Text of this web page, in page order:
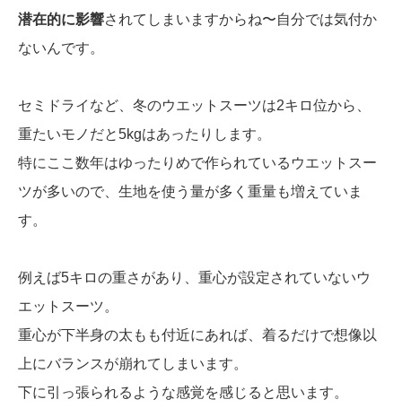
潜在的に影響されてしまいますからね〜自分では気付か
ないんです。
セミドライなど、冬のウエットスーツは2キロ位から、
重たいモノだと5kgはあったりします。
特にここ数年はゆったりめで作られているウエットスー
ツが多いので、生地を使う量が多く重量も増えていま
す。
例えば5キロの重さがあり、重心が設定されていないウ
エットスーツ。
重心が下半身の太もも付近にあれば、着るだけで想像以
上にバランスが崩れてしまいます。
下に引っ張られるような感覚を感じると思います。